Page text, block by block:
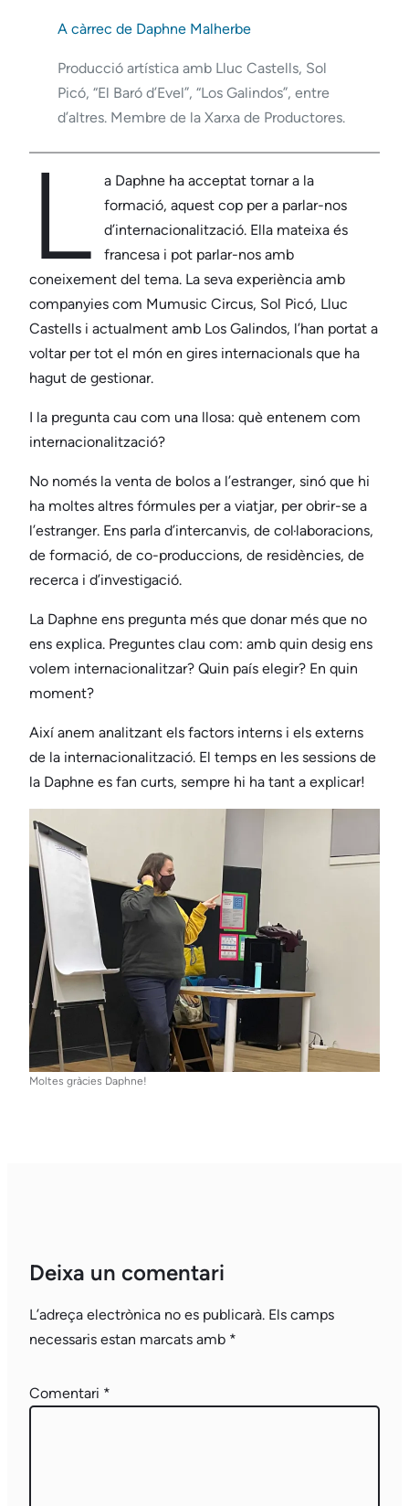
A càrrec de Daphne Malherbe
Producció artística amb Lluc Castells, Sol
Picó, “El Baró d’Evel”, “Los Galindos”, entre
d’altres. Membre de la Xarxa de Productores.
L
a Daphne ha acceptat tornar a la
formació, aquest cop per a parlar-nos
d’internacionalització. Ella mateixa és
francesa i pot parlar-nos amb
coneixement del tema. La seva experiència amb
companyies com Mumusic Circus, Sol Picó, Lluc
Castells i actualment amb Los Galindos, l’han portat a
voltar per tot el món en gires internacionals que ha
hagut de gestionar.
I la pregunta cau com una llosa: què entenem com
internacionalització?
No només la venta de bolos a l’estranger, sinó que hi
ha moltes altres fórmules per a viatjar, per obrir-se a
l’estranger. Ens parla d’intercanvis, de col·laboracions,
de formació, de co-produccions, de residències, de
recerca i d’investigació.
La Daphne ens pregunta més que donar més que no
ens explica. Preguntes clau com: amb quin desig ens
volem internacionalitzar? Quin país elegir? En quin
moment?
Així anem analitzant els factors interns i els externs
de la internacionalització. El temps en les sessions de
la Daphne es fan curts, sempre hi ha tant a explicar!
Moltes gràcies Daphne!
Deixa un comentari
L’adreça electrònica no es publicarà. Els camps
necessaris estan marcats amb *
Comentari *